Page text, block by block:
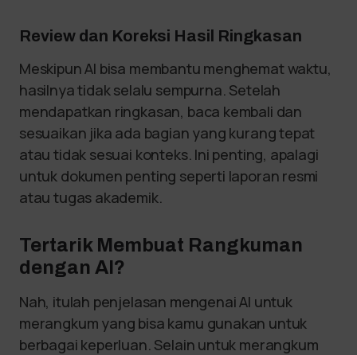
Review dan Koreksi Hasil Ringkasan
Meskipun AI bisa membantu menghemat waktu,
hasilnya tidak selalu sempurna. Setelah
mendapatkan ringkasan, baca kembali dan
sesuaikan jika ada bagian yang kurang tepat
atau tidak sesuai konteks. Ini penting, apalagi
untuk dokumen penting seperti laporan resmi
atau tugas akademik.
Tertarik Membuat Rangkuman
dengan AI?
Nah, itulah penjelasan mengenai AI untuk
merangkum yang bisa kamu gunakan untuk
berbagai keperluan. Selain untuk merangkum